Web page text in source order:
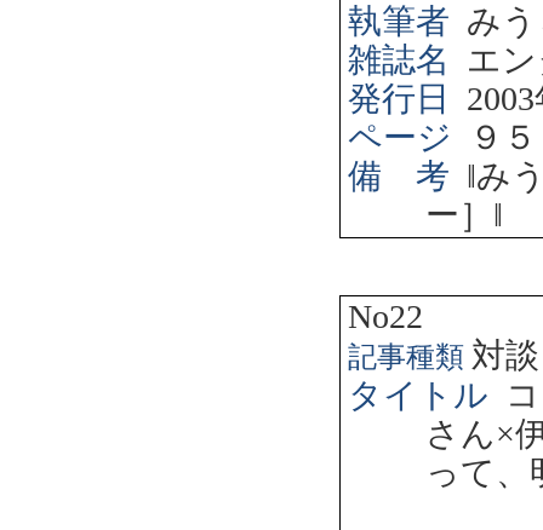
執筆者 み
雑誌名
エ
発行日
2003
ページ
９
備 考 ‖み
ー］ ‖
No22
記事種類 対談
タイトル
さん×
って、